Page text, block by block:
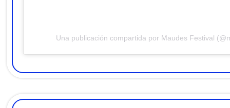
Una publicación compartida por Maudes Festival